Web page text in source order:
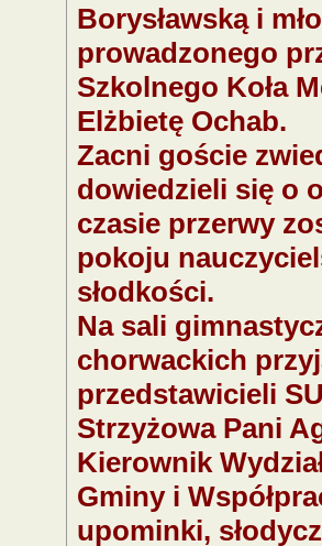
Borysławską i
prowadzonego
Szkolnego Koła
Elżbietę Ochab.
Zacni goście
dowiedzieli się o
czasie przerwy
pokoju
słodkości.
Na sali
chorwackich
przedstawicieli
Strzyżowa Pani
Kierownik
Gminy i
upominki,